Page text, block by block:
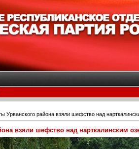
Урванского района взяли шефство над
взяли шефство над нарткалинским